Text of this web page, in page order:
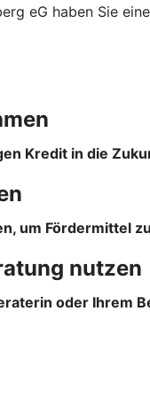
eG haben Sie
Kredit in die
um Fördermittel
nutzen
oder Ihrem